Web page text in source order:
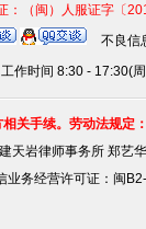
：（闽）人服证字〔
不良信
作时间 8:30 - 17:30(
关手续。劳动法规定
天岩律师事务所 郑艺
业务经营许可证：闽